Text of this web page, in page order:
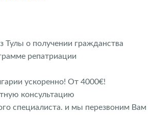
Тулы о получении гражданства
репатриации
ускоренно! От 4000€!
консультацию
специалиста. и мы перезвоним Вам